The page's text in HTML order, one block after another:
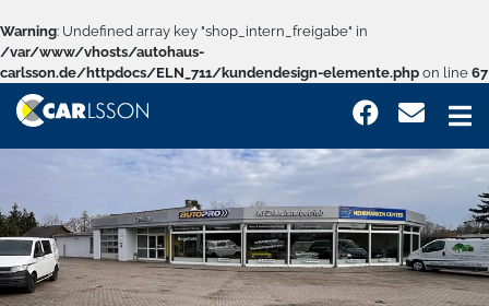
Warning: Undefined array key "shop_intern_freigabe" in
/var/www/vhosts/autohaus-
carlsson.de/httpdocs/ELN_711/kundendesign-elemente.php on line 67